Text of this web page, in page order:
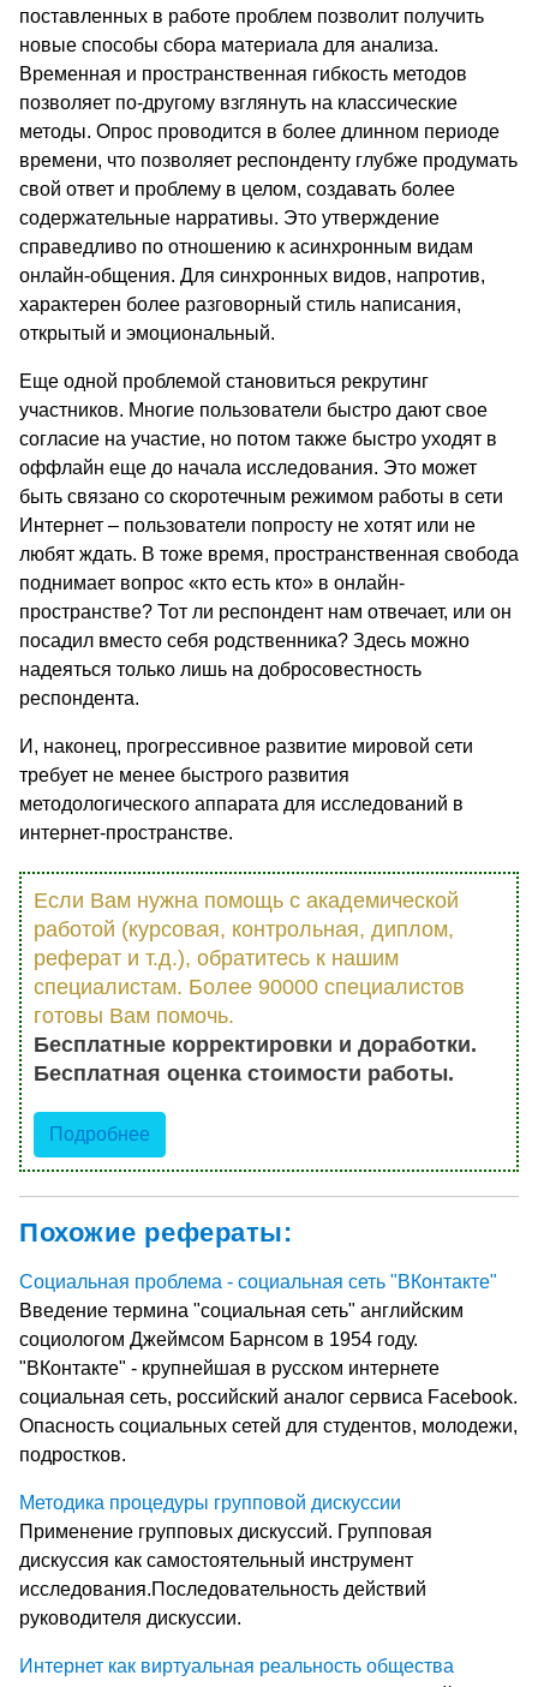
поставленных в работе проблем позволит получить
новые способы сбора материала для анализа.
Временная и пространственная гибкость методов
позволяет по-другому взглянуть на классические
методы. Опрос проводится в более длинном периоде
времени, что позволяет респонденту глубже продумать
свой ответ и проблему в целом, создавать более
содержательные нарративы. Это утверждение
справедливо по отношению к асинхронным видам
онлайн-общения. Для синхронных видов, напротив,
характерен более разговорный стиль написания,
открытый и эмоциональный.
Еще одной проблемой становиться рекрутинг
участников. Многие пользователи быстро дают свое
согласие на участие, но потом также быстро уходят в
оффлайн еще до начала исследования. Это может
быть связано со скоротечным режимом работы в сети
Интернет – пользователи попросту не хотят или не
любят ждать. В тоже время, пространственная свобода
поднимает вопрос «кто есть кто» в онлайн-
пространстве? Тот ли респондент нам отвечает, или он
посадил вместо себя родственника? Здесь можно
надеяться только лишь на добросовестность
респондента.
И, наконец, прогрессивное развитие мировой сети
требует не менее быстрого развития
методологического аппарата для исследований в
интернет-пространстве.
Если Вам нужна помощь с академической
работой (курсовая, контрольная, диплом,
реферат и т.д.), обратитесь к нашим
специалистам. Более 90000 специалистов
готовы Вам помочь.
Бесплатные корректировки и доработки.
Бесплатная оценка стоимости работы.
Подробнее
Похожие рефераты:
Социальная проблема - социальная сеть "ВКонтакте"
Введение термина "социальная сеть" английским
социологом Джеймсом Барнсом в 1954 году.
"ВКонтакте" - крупнейшая в русском интернете
социальная сеть, российский аналог сервиса Facebook.
Опасность социальных сетей для студентов, молодежи,
подростков.
Методика процедуры групповой дискуссии
Применение групповых дискуссий. Групповая
дискуссия как самостоятельный инструмент
исследования.Последовательность действий
руководителя дискуссии.
Интернет как виртуальная реальность общества